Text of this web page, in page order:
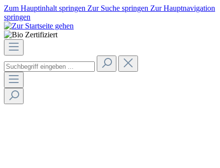
Zum Hauptinhalt springen Zur Suche springen Zur Hauptnavigation
springen